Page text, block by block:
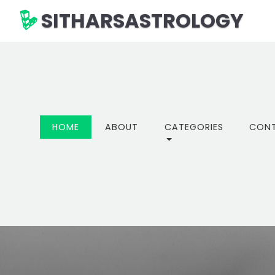
SITHARSASTROLOGY
HOME (CURRENT)
ABOUT CATEGORIES